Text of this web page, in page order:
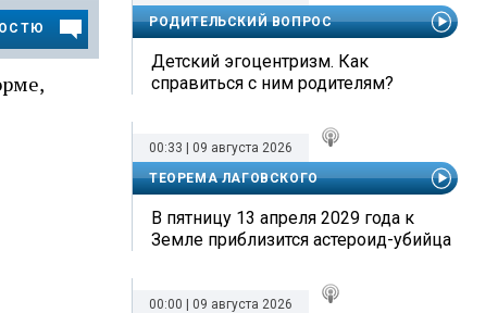
РОДИТЕЛЬСКИЙ ВОПРОС
Детский эгоцентризм. Как
справиться с ним родителям?
00:33 | 09 августа 2026
ТЕОРЕМА ЛАГОВСКОГО
В пятницу 13 апреля 2029 года к
Земле приблизится астероид-убийца
00:00 | 09 августа 2026